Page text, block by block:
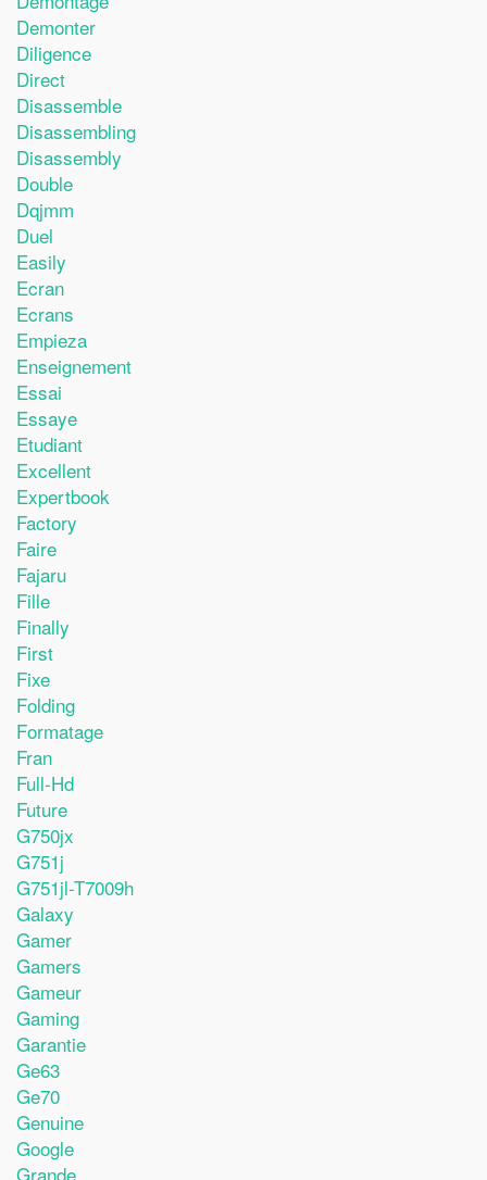
Demonter
Diligence
Direct
Disassemble
Disassembling
Disassembly
Double
Dqjmm
Duel
Easily
Ecran
Ecrans
Empieza
Enseignement
Essai
Essaye
Etudiant
Excellent
Expertbook
Factory
Faire
Fajaru
Fille
Finally
First
Fixe
Folding
Formatage
Fran
Full-Hd
Future
G750jx
G751j
G751jl-T7009h
Galaxy
Gamer
Gamers
Gameur
Gaming
Garantie
Ge63
Ge70
Genuine
Google
Grande